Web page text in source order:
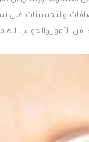
والتحسينات على
والجوانب